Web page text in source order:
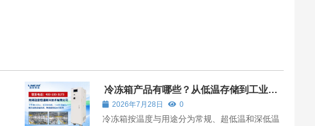
冷冻箱产品有哪些？从低温存储到工业冷
处理的全场景解析
2026年7月28日 0
冷冻箱按温度与用途分为常规、超低温和深低温